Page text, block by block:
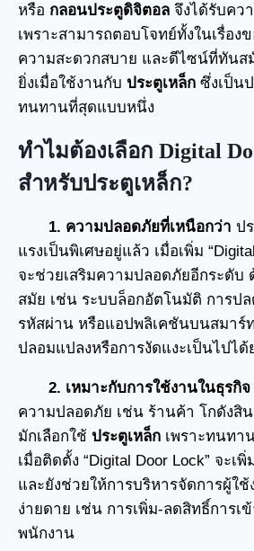
หรือ กลอนประตูดิจิตอล จึงได้รับคว
เพราะสามารถตอบโจทย์ทั้งในเรื่อง
ความสะดวกสบาย และดีไซน์ที่ทันส
ยิ่งเมื่อใช้งานกับ ประตูเหล็ก ซึ่งเป็น
ทนทานที่สุดแบบหนึ่ง
ทำไมต้องเลือก Digital
สำหรับประตูเหล็ก?
1. ความปลอดภัยที่เหนือกว่า ป
แรงเป็นพิเศษอยู่แล้ว เมื่อเพิ่ม
จะช่วยเสริมความปลอดภัยอีกระดับ
สมัย เช่น ระบบล็อกอัตโนมัติ การป
รหัสผ่าน หรือแอปพลิเคชันบนสมาร์
ปลอมแปลงหรือการงัดแงะเป็นไปไ
2. เหมาะกับการใช้งานในธุรกิจ
ความปลอดภัย เช่น ร้านค้า โกดังสิ
มักเลือกใช้ ประตูเหล็ก เพราะทนทา
เมื่อติดตั้ง “Digital Door Lock” จะเ
และยังช่วยให้การบริหารจัดการผู้ใช้
ง่ายดาย เช่น การเพิ่ม-ลดสิทธิ์การเ
พนักงาน